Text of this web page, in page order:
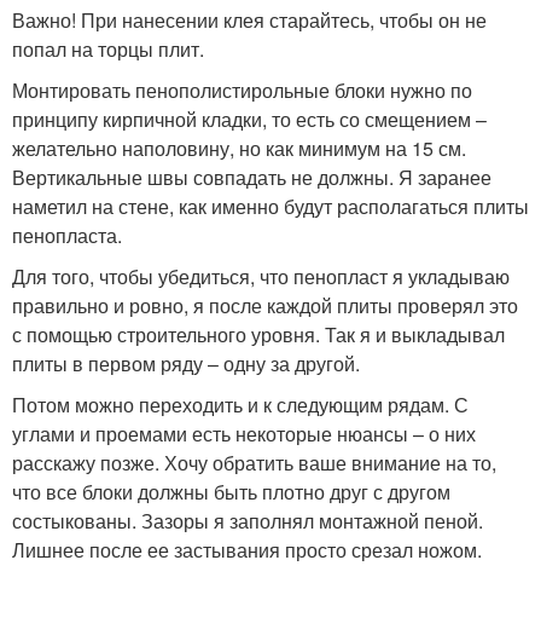
Важно! При нанесении клея старайтесь, чтобы он не
попал на торцы плит.
Монтировать пенополистирольные блоки нужно по
принципу кирпичной кладки, то есть со смещением –
желательно наполовину, но как минимум на 15 см.
Вертикальные швы совпадать не должны. Я заранее
наметил на стене, как именно будут располагаться плиты
пенопласта.
Для того, чтобы убедиться, что пенопласт я укладываю
правильно и ровно, я после каждой плиты проверял это
с помощью строительного уровня. Так я и выкладывал
плиты в первом ряду – одну за другой.
Потом можно переходить и к следующим рядам. С
углами и проемами есть некоторые нюансы – о них
расскажу позже. Хочу обратить ваше внимание на то,
что все блоки должны быть плотно друг с другом
состыкованы. Зазоры я заполнял монтажной пеной.
Лишнее после ее застывания просто срезал ножом.